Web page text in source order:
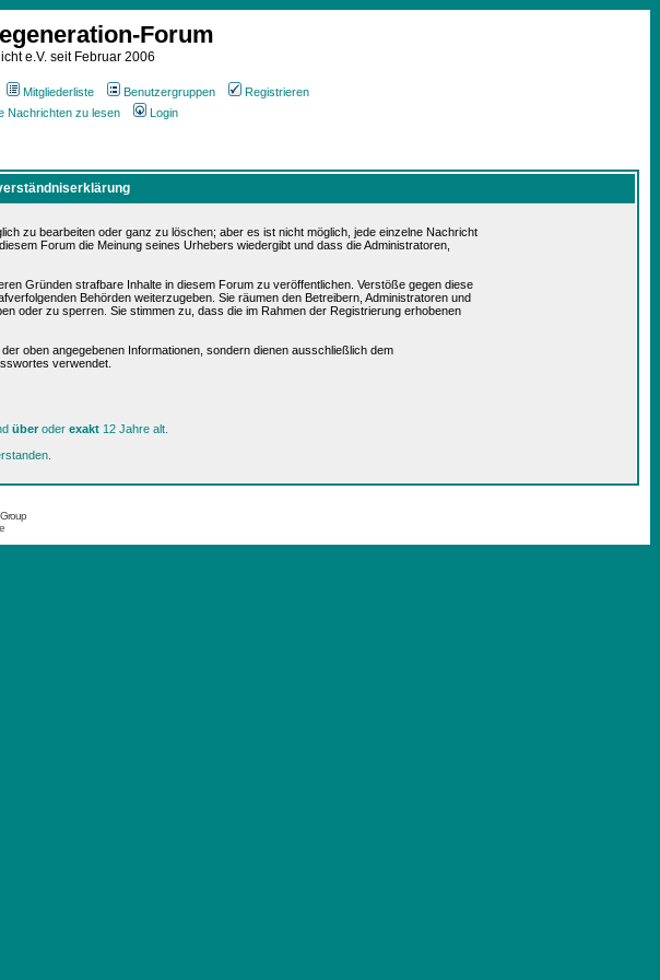
Forum
e.V. seit Februar 2006
Mitgliederliste Benutzergruppen
Registrieren
Nachrichten zu lesen Login
zu bearbeiten oder ganz zu löschen; aber es ist nicht möglich, jede einzelne Nachricht
Forum die Meinung seines Urhebers wiedergibt und dass die Administratoren,
Gründen strafbare Inhalte in diesem Forum zu veröffentlichen. Verstöße gegen diese
Behörden weiterzugeben. Sie räumen den Betreibern, Administratoren und
oder zu sperren. Sie stimmen zu, dass die im Rahmen der Registrierung erhobenen
oben angegebenen Informationen, sondern dienen ausschließlich dem
verwendet.
überoder exakt 12 Jahre alt.